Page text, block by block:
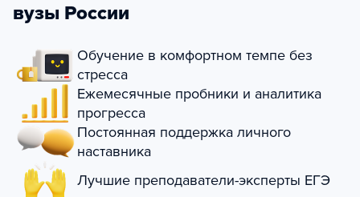
вузы России
Обучение в комфортном темпе без
стресса
Ежемесячные пробники и аналитика
прогресса
Постоянная поддержка личного
наставника
Лучшие преподаватели-эксперты ЕГЭ